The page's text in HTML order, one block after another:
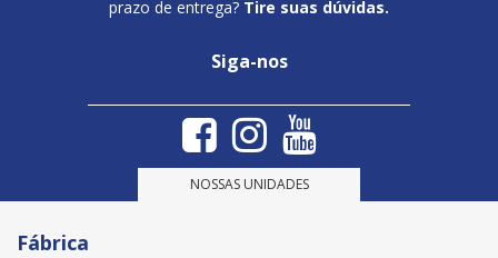
prazo de entrega? Tire suas dúvidas.
Siga-nos
NOSSAS UNIDADES
Fábrica